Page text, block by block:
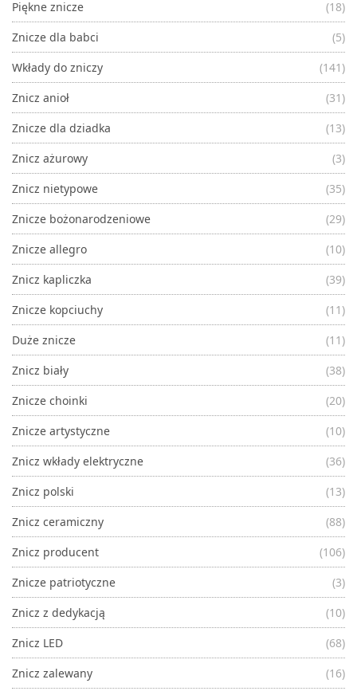
Piękne znicze
(18)
Znicze dla babci
(5)
Wkłady do zniczy
(141)
Znicz anioł
(31)
Znicze dla dziadka
(13)
Znicz ażurowy
(3)
Znicz nietypowe
(35)
Znicze bożonarodzeniowe
(29)
Znicze allegro
(10)
Znicz kapliczka
(39)
Znicze kopciuchy
(11)
Duże znicze
(11)
Znicz biały
(38)
Znicze choinki
(20)
Znicze artystyczne
(10)
Znicz wkłady elektryczne
(36)
Znicz polski
(13)
Znicz ceramiczny
(88)
Znicz producent
(106)
Znicze patriotyczne
(3)
Znicz z dedykacją
(10)
Znicz LED
(68)
Znicz zalewany
(16)